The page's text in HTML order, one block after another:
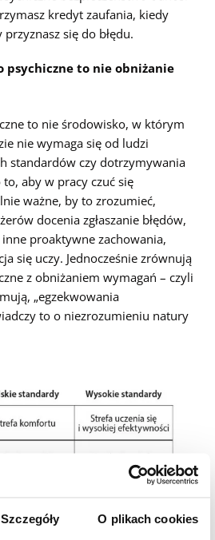
Szczegóły O plikach cookies
kredyt zaufania, kiedy
się do błędu.
psychiczne to nie obniżanie
to nie środowisko, w którym
nie wymaga się od ludzi
standardów czy dotrzymywania
aby w pracy czuć się
ważne, by to zrozumieć,
docenia zgłaszanie błędów,
proaktywne zachowania,
się uczy. Jednocześnie zrównują
z obniżaniem wymagań – czyli
„egzekwowania
to o niezrozumieniu natury